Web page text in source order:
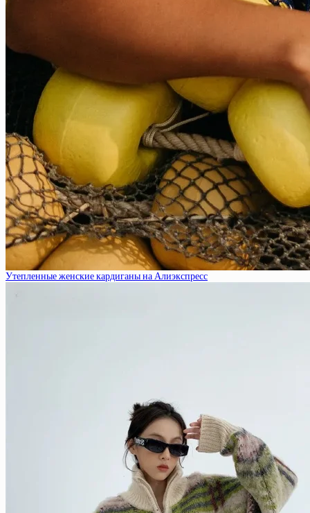
Утепленные женские кардиганы на Алиэкспресс